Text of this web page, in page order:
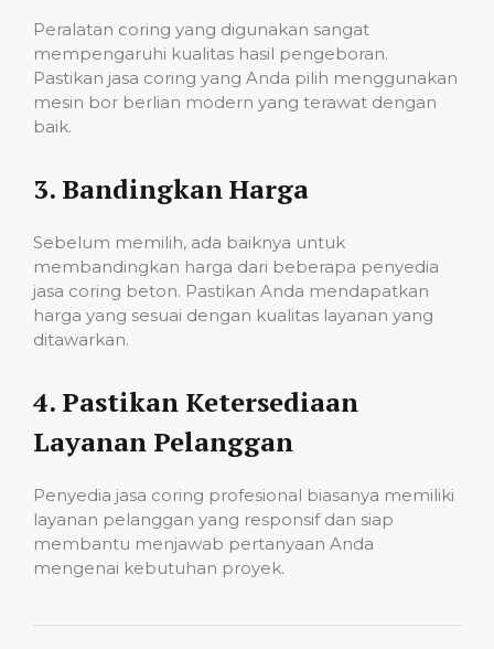
Peralatan coring yang digunakan sangat
mempengaruhi kualitas hasil pengeboran.
Pastikan jasa coring yang Anda pilih menggunakan
mesin bor berlian modern yang terawat dengan
baik.
3. Bandingkan Harga
Sebelum memilih, ada baiknya untuk
membandingkan harga dari beberapa penyedia
jasa coring beton. Pastikan Anda mendapatkan
harga yang sesuai dengan kualitas layanan yang
ditawarkan.
4. Pastikan Ketersediaan
Layanan Pelanggan
Penyedia jasa coring profesional biasanya memiliki
layanan pelanggan yang responsif dan siap
membantu menjawab pertanyaan Anda
mengenai kebutuhan proyek.